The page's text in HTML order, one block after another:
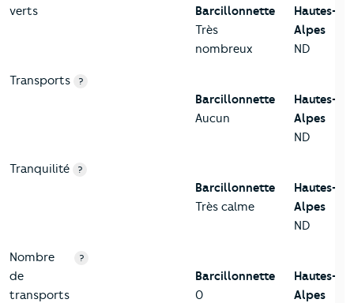
verts
Barcillonnette
Très
nombreux
Hautes-
Alpes
ND
Transports ?
Barcillonnette
Aucun
Hautes-
Alpes
ND
Tranquilité ?
Barcillonnette
Très calme
Hautes-
Alpes
ND
Nombre
de
transports
?
Barcillonnette
0
Hautes-
Alpes